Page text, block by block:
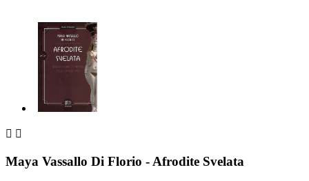
 
Maya Vassallo Di Florio - Afrodite Svelata